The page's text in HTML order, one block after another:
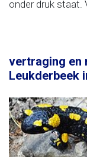
onder druk staat.
vertraging en
Leukderbeek